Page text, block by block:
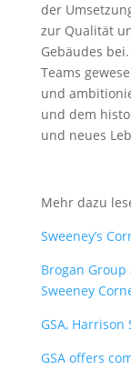
der
zur Qualität
Gebäudes
Teams
und
und dem
und neues
Mehr dazu
Sweeney’s
Brogan
Sweeney
GSA,
GSA offers